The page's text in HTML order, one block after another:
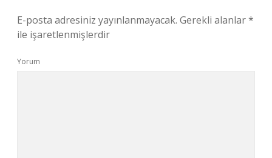
E-posta adresiniz yayınlanmayacak. Gerekli alanlar*
ile işaretlenmişlerdir
Yorum